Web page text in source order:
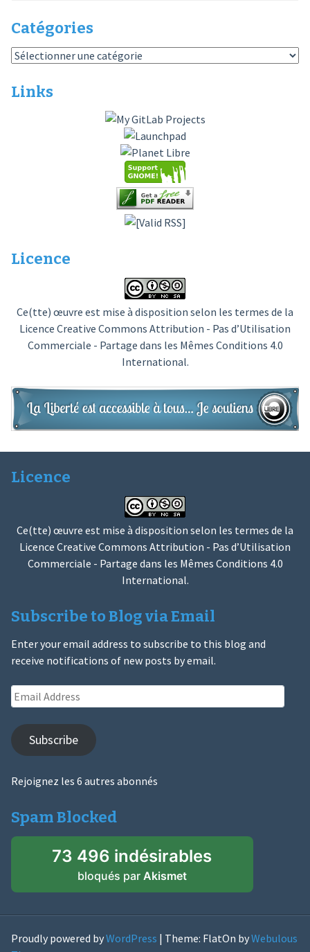
Catégories
Catégories
Links
Licence
Ce(tte) œuvre est mise à disposition selon les termes de la
Licence Creative Commons Attribution - Pas d’Utilisation
Commerciale - Partage dans les Mêmes Conditions 4.0
International.
Licence
Ce(tte) œuvre est mise à disposition selon les termes de la
Licence Creative Commons Attribution - Pas d’Utilisation
Commerciale - Partage dans les Mêmes Conditions 4.0
International.
Subscribe to Blog via Email
Enter your email address to subscribe to this blog and
receive notifications of new posts by email.
Email
Address
Subscribe
Rejoignez les 6 autres abonnés
Spam Blocked
73 496 indésirables
bloqués par Akismet
Proudly powered byWordPress | Theme: FlatOn byWebulous